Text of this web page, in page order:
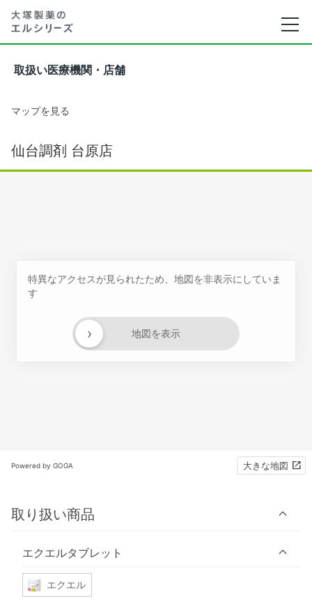
取扱い医療機関・店舗
マップを見る
仙台調剤 台原店
特異なアクセスが見られたため、地図を非表示にしていま
す
地図を表示
›
Powered by GOGA 大きな地図
取り扱い商品
エクエルタブレット
エクエル